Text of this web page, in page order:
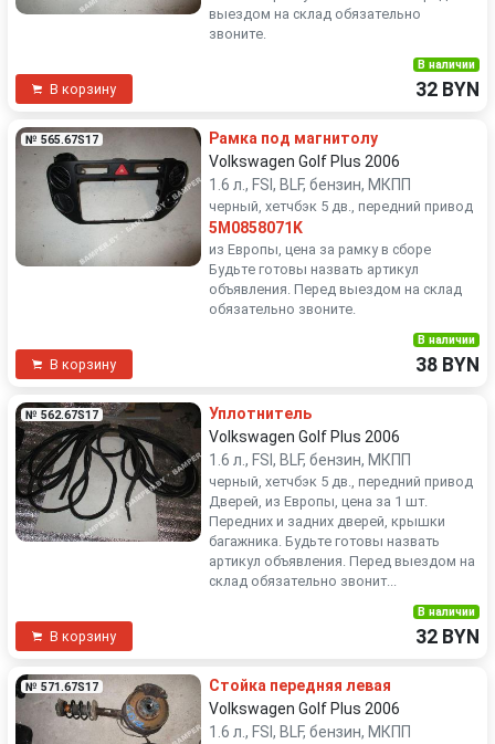
выездом на склад обязательно
звоните.
В корзину
В наличии
32 BYN
№ 565.67S17
Рамка под магнитолу
Volkswagen Golf Plus 2006
1.6 л., FSI, BLF, бензин, МКПП
черный, хетчбэк 5 дв., передний привод
5M0858071K
из Европы, цена за рамку в сборе
Будьте готовы назвать артикул
объявления. Перед выездом на склад
обязательно звоните.
В корзину
В наличии
38 BYN
№ 562.67S17
Уплотнитель
Volkswagen Golf Plus 2006
1.6 л., FSI, BLF, бензин, МКПП
черный, хетчбэк 5 дв., передний привод
Дверей, из Европы, цена за 1 шт.
Передних и задних дверей, крышки
багажника. Будьте готовы назвать
артикул объявления. Перед выездом на
склад обязательно звонит...
В корзину
В наличии
32 BYN
№ 571.67S17
Стойка передняя левая
Volkswagen Golf Plus 2006
1.6 л., FSI, BLF, бензин, МКПП